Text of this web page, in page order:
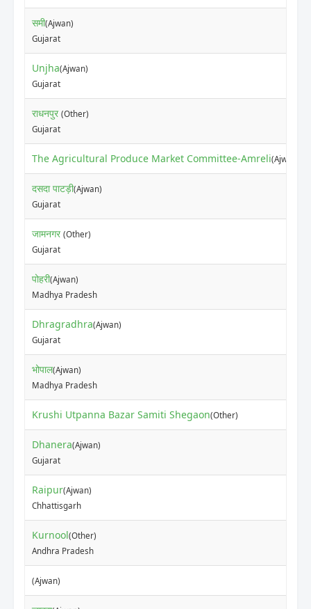
समी(Ajwan)
Gujarat
Unjha(Ajwan)
Gujarat
राधनपुर (Other)
Gujarat
The Agricultural Produce Market Committee-Amreli(Ajwan)
दसदा पाटड़ी(Ajwan)
Gujarat
जामनगर (Other)
Gujarat
पोहरी(Ajwan)
Madhya Pradesh
Dhragradhra(Ajwan)
Gujarat
भोपाल(Ajwan)
Madhya Pradesh
Krushi Utpanna Bazar Samiti Shegaon(Other)
Dhanera(Ajwan)
Gujarat
Raipur(Ajwan)
Chhattisgarh
Kurnool(Other)
Andhra Pradesh
(Ajwan)